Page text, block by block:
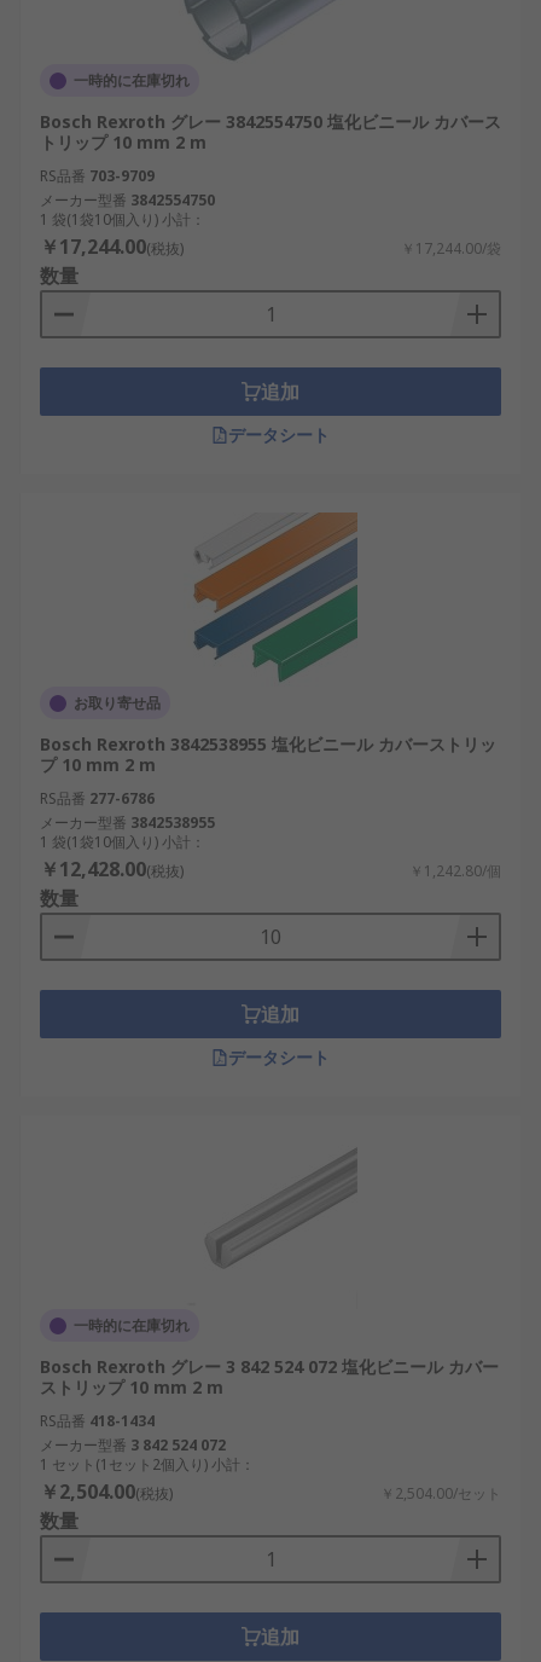
一時的に在庫切れ
Bosch Rexroth グレー 3842554750 塩化ビニール カバース
トリップ 10 mm 2 m
RS品番 703-9709
メーカー型番 3842554750
1 袋(1袋10個入り) 小計：
￥17,244.00(税抜) ￥17,244.00/袋
数量
追加
データシート
お取り寄せ品
Bosch Rexroth 3842538955 塩化ビニール カバーストリッ
プ 10 mm 2 m
RS品番 277-6786
メーカー型番 3842538955
1 袋(1袋10個入り) 小計：
￥12,428.00(税抜) ￥1,242.80/個
数量
追加
データシート
一時的に在庫切れ
Bosch Rexroth グレー 3 842 524 072 塩化ビニール カバー
ストリップ 10 mm 2 m
RS品番 418-1434
メーカー型番 3 842 524 072
1 セット(1セット2個入り) 小計：
￥2,504.00(税抜) ￥2,504.00/セット
数量
追加